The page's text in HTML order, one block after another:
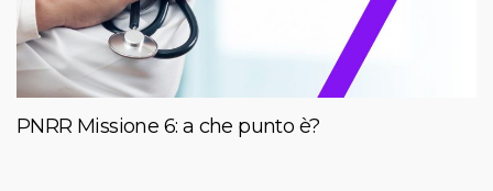
PNRR Missione 6: a che punto è?